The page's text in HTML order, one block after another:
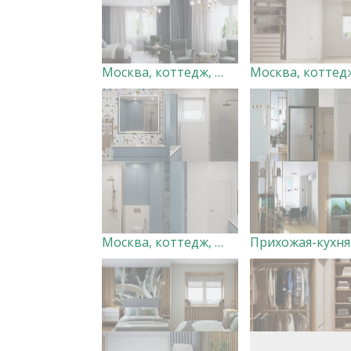
Москва, коттедж, мастер-спальня. Дизайн-студия "Very Peri"
Москва, коттедж, санузел 3. Дизайн-студия "Very Peri"